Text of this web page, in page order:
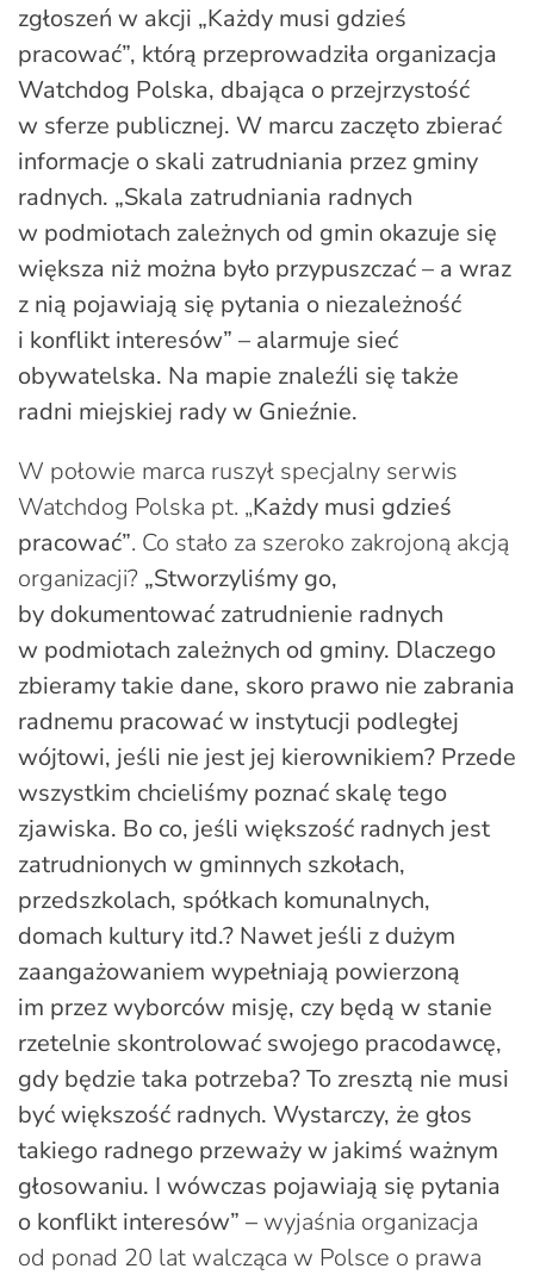
zgłoszeń w akcji „Każdy musi gdzieś
pracować”, którą przeprowadziła organizacja
Watchdog Polska, dbająca o przejrzystość
w sferze publicznej. W marcu zaczęto zbierać
informacje o skali zatrudniania przez gminy
radnych. „Skala zatrudniania radnych
w podmiotach zależnych od gmin okazuje się
większa niż można było przypuszczać – a wraz
z nią pojawiają się pytania o niezależność
i konflikt interesów” – alarmuje sieć
obywatelska. Na mapie znaleźli się także
radni miejskiej rady w Gnieźnie.
W połowie marca ruszył specjalny serwis
Watchdog Polska pt. „Każdy musi gdzieś
pracować”. Co stało za szeroko zakrojoną akcją
organizacji? „Stworzyliśmy go,
by dokumentować zatrudnienie radnych
w podmiotach zależnych od gminy. Dlaczego
zbieramy takie dane, skoro prawo nie zabrania
radnemu pracować w instytucji podległej
wójtowi, jeśli nie jest jej kierownikiem? Przede
wszystkim chcieliśmy poznać skalę tego
zjawiska. Bo co, jeśli większość radnych jest
zatrudnionych w gminnych szkołach,
przedszkolach, spółkach komunalnych,
domach kultury itd.? Nawet jeśli z dużym
zaangażowaniem wypełniają powierzoną
im przez wyborców misję, czy będą w stanie
rzetelnie skontrolować swojego pracodawcę,
gdy będzie taka potrzeba? To zresztą nie musi
być większość radnych. Wystarczy, że głos
takiego radnego przeważy w jakimś ważnym
głosowaniu. I wówczas pojawiają się pytania
o konflikt interesów” –wyjaśnia organizacja
od ponad 20 lat walcząca w Polsce o prawa